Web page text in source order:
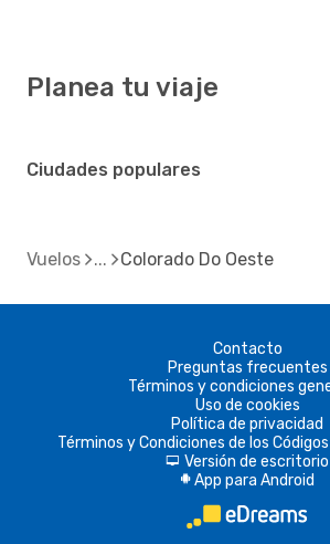
Planea tu viaje
Ciudades populares
Vuelos Colorado Do Oeste
Contacto
Preguntas frecuentes
Términos y condiciones
Uso de cookies
Política de privacidad
Términos y Condiciones de los
d Versión de escritorio
A App para Android